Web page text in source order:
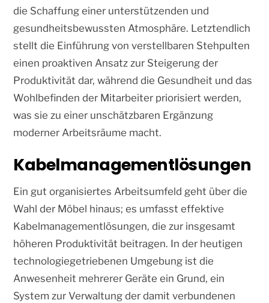
die Schaffung einer unterstützenden und
gesundheitsbewussten Atmosphäre. Letztendlich
stellt die Einführung von verstellbaren Stehpulten
einen proaktiven Ansatz zur Steigerung der
Produktivität dar, während die Gesundheit und das
Wohlbefinden der Mitarbeiter priorisiert werden,
was sie zu einer unschätzbaren Ergänzung
moderner Arbeitsräume macht.
Kabelmanagementlösungen
Ein gut organisiertes Arbeitsumfeld geht über die
Wahl der Möbel hinaus; es umfasst effektive
Kabelmanagementlösungen, die zur insgesamt
höheren Produktivität beitragen. In der heutigen
technologiegetriebenen Umgebung ist die
Anwesenheit mehrerer Geräte ein Grund, ein
System zur Verwaltung der damit verbundenen